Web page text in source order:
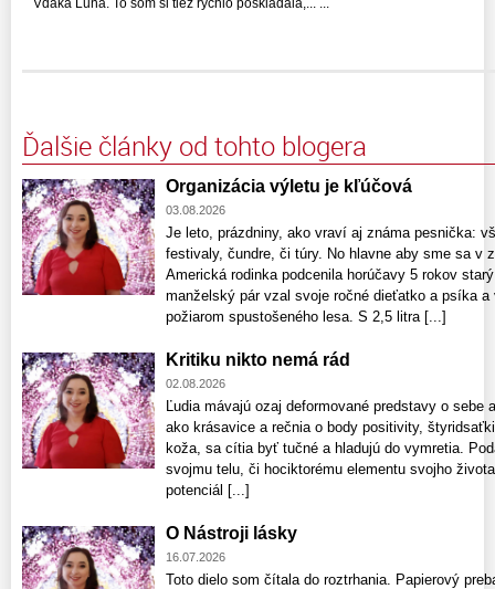
Vďaka Luna. To som si tiež rýchlo poskladala,... ...
Ďalšie články od tohto blogera
Organizácia výletu je kľúčová
03.08.2026
Je leto, prázdniny, ako vraví aj známa pesnička:
festivaly, čundre, či túry. No hlavne aby sme sa v
Americká rodinka podcenila horúčavy 5 rokov
manželský pár vzal svoje ročné dieťatko a psíka a
požiarom spustošeného lesa. S 2,5 litra [...]
Kritiku nikto nemá rád
02.08.2026
Ľudia mávajú ozaj deformované predstavy o
ako krásavice a rečnia o body positivity,
koža, sa cítia byť tučné a hladujú do vymretia.
svojmu telu, či hociktorému elementu svojho
potenciál [...]
O Nástroji lásky
16.07.2026
Toto dielo som čítala do roztrhania. Papierový